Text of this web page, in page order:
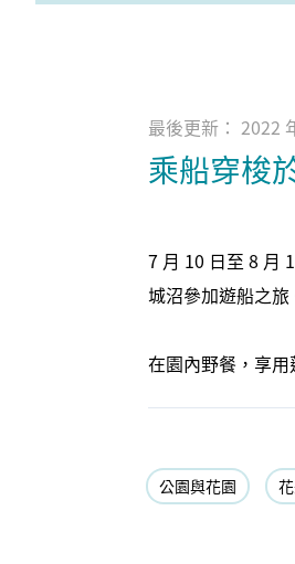
最後更新： 2022
乘船穿梭
7 月 10 日至 8 月
城沼參加遊船之
在園內野餐，享
公園與花園